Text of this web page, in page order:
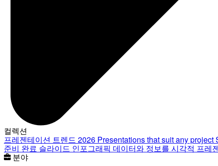
컬렉션
프레젠테이션 트렌드 2026 Presentations that suit any project
준비 완료 슬라이드 인포그래픽 데이터와 정보를 시각적 프레
분야